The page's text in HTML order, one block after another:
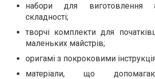
набори для виготовлення
складності;
творчі комплекти для
маленьких майстрів;
оригамі з покроковими
матеріали, що